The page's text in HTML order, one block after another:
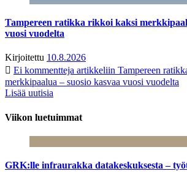
Tampereen ratikka rikkoi kaksi
vuosi vuodelta
Kirjoitettu 10.8.2026
Ei kommentteja artikkeliin Tampereen
merkkipaalua – suosio kasvaa vuosi vuodelta
Lisää uutisia
Viikon luetuimmat
GRK:lle infraurakka datakeskuksesta –